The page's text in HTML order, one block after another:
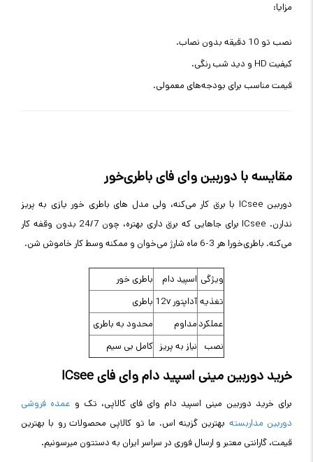
مزایا:
نصب تو 10 دقیقه بدون نصاب.
کیفیت HD و دید شب رنگی.
قیمت مناسب برای بودجه‌های معمولی.
مقایسه با دوربین وای فای باطری‌خور
دوربین ICsee با برق کار می‌کنه، ولی مدل های باطری خور یازی به پریز
ندارن. ICsee برای جاهایی که برق داری بهتره، چون 24/7 بدون وقفه کار
می‌کنه. باطری‌خورا هر 3-6 ماه شارژ می‌خوان و ممکنه وسط کار خاموش شن.
ویژگی اسپید دام
باطری خور
تغذیه آداپتور 12v
باطری
عملکردمداوم
محدود به باطری
نصب
نیاز به پریز کامل بی سیم
خرید دوربین مینی اسپید دام وای فای ICsee
برای خرید دوربین مینی اسپید دام وای فای کالاپی، تک و عمده فروشی
دوربین مداربسته بهترین گزینه اس. ما تو کالاپی محصولات رو با بهترین
قیمت، گارانتی معتبر و ارسال فوری در سراسر ایران به دستتون میرسونیم.